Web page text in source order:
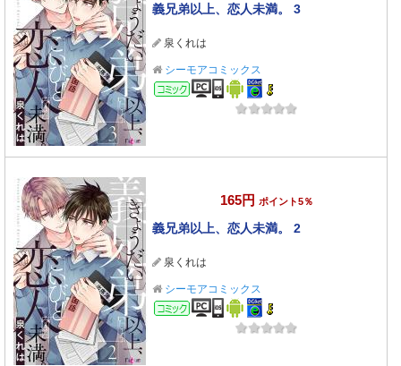
義兄弟以上、恋人未満。 3
泉くれは
シーモアコミックス
コミック
165円 ポイント5％
義兄弟以上、恋人未満。 2
泉くれは
シーモアコミックス
コミック